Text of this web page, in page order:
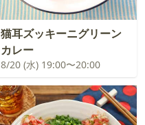
猫耳ズッキーニグリーン
カレー
8/20 (水) 19:00〜20:00